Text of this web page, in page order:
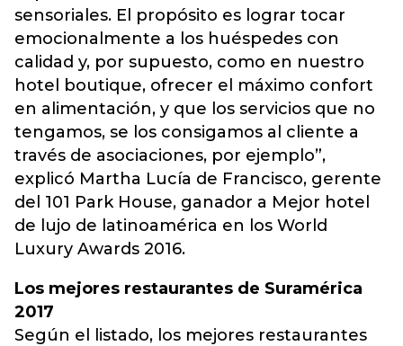
sensoriales. El propósito es lograr tocar
emocionalmente a los huéspedes con
calidad y, por supuesto, como en nuestro
hotel boutique, ofrecer el máximo confort
en alimentación, y que los servicios que no
tengamos, se los consigamos al cliente a
través de asociaciones, por ejemplo”,
explicó Martha Lucía de Francisco, gerente
del 101 Park House, ganador a Mejor hotel
de lujo de latinoamérica en los World
Luxury Awards 2016.
Los mejores restaurantes de Suramérica
2017
Según el listado, los mejores restaurantes